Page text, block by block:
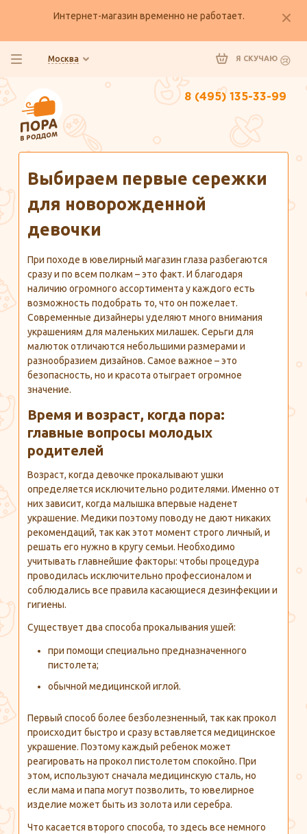
Интернет-магазин временно не работает.
Москва Я СКУЧАЮ
8 (495) 135-33-99
Выбираем первые сережки
для новорожденной
девочки
При походе в ювелирный магазин глаза разбегаются
сразу и по всем полкам – это факт. И благодаря
наличию огромного ассортимента у каждого есть
возможность подобрать то, что он пожелает.
Современные дизайнеры уделяют много внимания
украшениям для маленьких милашек. Серьги для
малюток отличаются небольшими размерами и
разнообразием дизайнов. Самое важное – это
безопасность, но и красота отыграет огромное
значение.
Время и возраст, когда пора:
главные вопросы молодых
родителей
Возраст, когда девочке прокалывают ушки
определяется исключительно родителями. Именно от
них зависит, когда малышка впервые наденет
украшение. Медики поэтому поводу не дают никаких
рекомендаций, так как этот момент строго личный, и
решать его нужно в кругу семьи. Необходимо
учитывать главнейшие факторы: чтобы процедура
проводилась исключительно профессионалом и
соблюдались все правила касающиеся дезинфекции и
гигиены.
Существует два способа прокалывания ушей:
при помощи специально предназначенного
пистолета;
обычной медицинской иглой.
Первый способ более безболезненный, так как прокол
происходит быстро и сразу вставляется медицинское
украшение. Поэтому каждый ребенок может
реагировать на прокол пистолетом спокойно. При
этом, используют сначала медицинскую сталь, но
если мама и папа могут позволить, то ювелирное
изделие может быть из золота или серебра.
Что касается второго способа, то здесь все немного